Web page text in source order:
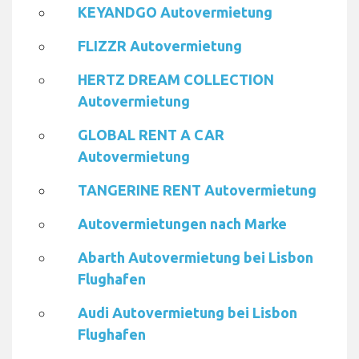
KEYANDGO Autovermietung
FLIZZR Autovermietung
HERTZ DREAM COLLECTION
Autovermietung
GLOBAL RENT A CAR
Autovermietung
TANGERINE RENT Autovermietung
Autovermietungen nach Marke
Abarth Autovermietung bei Lisbon
Flughafen
Audi Autovermietung bei Lisbon
Flughafen